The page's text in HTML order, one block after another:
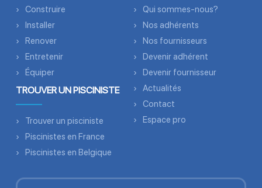
Construire
Installer
Renover
Entretenir
Équiper
TROUVER UN PISCINISTE
Trouver un pisciniste
Piscinistes en France
Piscinistes en Belgique
Qui sommes-nous?
Nos adhérents
Nos fournisseurs
Devenir adhérent
Devenir fournisseur
Actualités
Contact
Espace pro